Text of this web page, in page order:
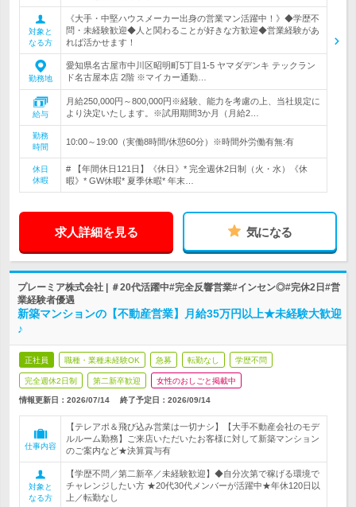
対象と
なる方
《大手・中堅ハウスメーカー出身の営業マン活躍中！》◆学歴不
問・未経験歓迎◆人と関わることが好きな方歓迎◆営業経験があ
れば活かせます！
勤務地
愛知県名古屋市中川区昭明町5丁目1-5 ヤマダデンキ テックラン
ド名古屋本店 2階 ※マイカー通勤…
給与
月給250,000円～800,000円※経験、能力を考慮の上、当社規定に
より決定いたします。※試用期間3か月（月給2…
勤務
時間
10:00～19:00（実働8時間/休憩60分）※時間外労働有無:有
休日
休暇
# 【年間休日121日】《休日》* 完全週休2日制（火・水）《休
暇》* GW休暇* 夏季休暇* 年末…
求人詳細を見る 気になる
プレーミア株式会社 | ＃20代活躍中#完全反響営業#インセン◎#完休2日#営
業経験者優遇
新築マンションの【不動産営業】月給35万円以上★未経験大歓迎
♪
正社員 職種・業種未経験OK 急募 転勤なし 学歴不問
完全週休2日制 第二新卒歓迎 女性のおしごと掲載中
情報更新日：2026/07/14 終了予定日： 2026/09/14
仕事内容
【テレアポ＆飛び込み営業は一切ナシ】【大手不動産会社のモデ
ルルーム勤務】ご来店いただいたお客様に対して新築マンション
のご案内など★決算賞与有
対象と
なる方
【学歴不問／第二新卒／未経験歓迎】◆自分次第で稼げる環境で
チャレンジしたい方 ★20代30代メンバーが活躍中★年休120日以
上／転勤なし